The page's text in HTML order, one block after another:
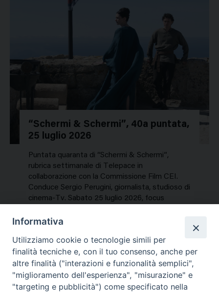
“Schermi & Schermi”, 40a puntata,
25 luglio 2026
Puntata quaranta di “Schermi & Schermi”,
rubrica settimanale di Telepace in
collaborazione con la Commissione Film CEI.
Conduce Sergio Perugini, giornalista, studioso di
cinema-Tv. Sabato 25 luglio 2026, focus
NEWS, PERCORSI TEMATICI
Mercoledì 29 Luglio 2026
Informativa
Utilizziamo cookie o tecnologie simili per
finalità tecniche e, con il tuo consenso, anche per
altre finalità ("interazioni e funzionalità semplici",
"miglioramento dell'esperienza", "misurazione" e
"targeting e pubblicità") come specificato nella